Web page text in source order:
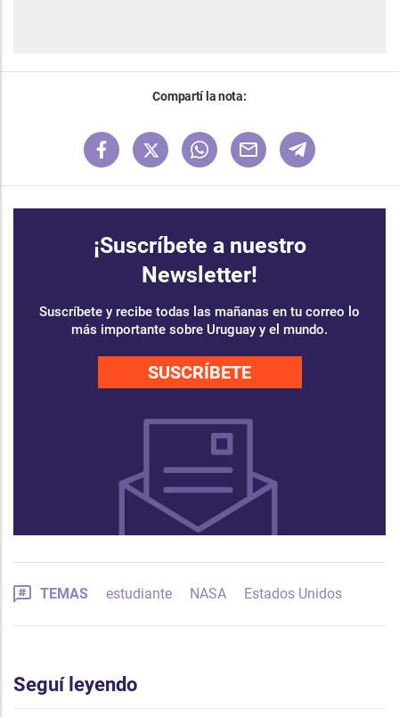
Compartí la nota:
¡Suscríbete a nuestro
Newsletter!
Suscríbete y recibe todas las mañanas en tu correo lo
más importante sobre Uruguay y el mundo.
SUSCRÍBETE
TEMAS estudiante NASA Estados Unidos
Seguí leyendo